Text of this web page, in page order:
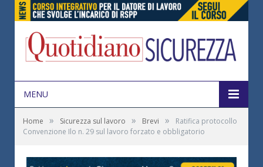
MENU
Home » Sicurezza sul lavoro » Brevi »
Ratifica protocollo
Convenzione Ilo n. 29 sul lavoro forzato e obbligatorio